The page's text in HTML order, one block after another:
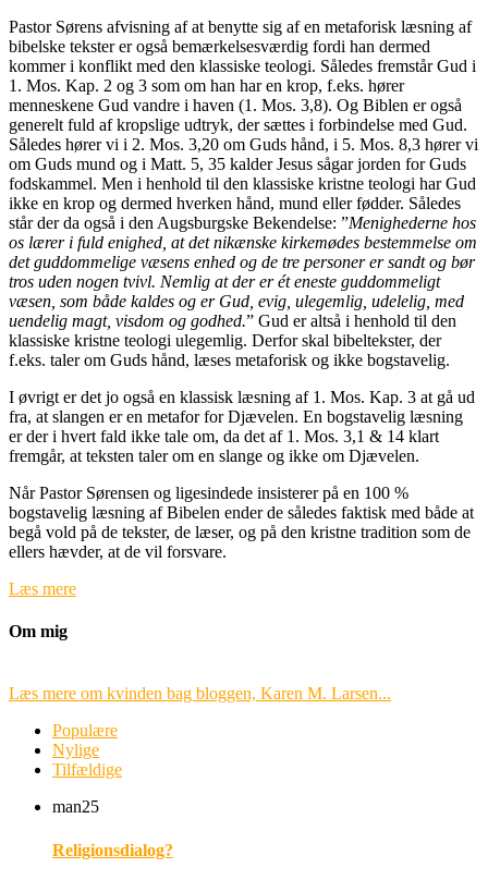
Pastor Sørens afvisning af at benytte sig af en metaforisk læsning af
bibelske tekster er også bemærkelsesværdig fordi han dermed
kommer i konflikt med den klassiske teologi. Således fremstår Gud i
1. Mos. Kap. 2 og 3 som om han har en krop, f.eks. hører
menneskene Gud vandre i haven (1. Mos. 3,8). Og Biblen er også
generelt fuld af kropslige udtryk, der sættes i forbindelse med Gud.
Således hører vi i 2. Mos. 3,20 om Guds hånd, i 5. Mos. 8,3 hører vi
om Guds mund og i Matt. 5, 35 kalder Jesus sågar jorden for Guds
fodskammel. Men i henhold til den klassiske kristne teologi har Gud
ikke en krop og dermed hverken hånd, mund eller fødder. Således
står der da også i den Augsburgske Bekendelse: ”Menighederne hos
os lærer i fuld enighed, at det nikænske kirkemødes bestemmelse om
det guddommelige væsens enhed og de tre personer er sandt og bør
tros uden nogen tvivl. Nemlig at der er ét eneste guddommeligt
væsen, som både kaldes og er Gud, evig, ulegemlig, udelelig, med
uendelig magt, visdom og godhed.” Gud er altså i henhold til den
klassiske kristne teologi ulegemlig. Derfor skal bibeltekster, der
f.eks. taler om Guds hånd, læses metaforisk og ikke bogstavelig.
I øvrigt er det jo også en klassisk læsning af 1. Mos. Kap. 3 at gå ud
fra, at slangen er en metafor for Djævelen. En bogstavelig læsning
er der i hvert fald ikke tale om, da det af 1. Mos. 3,1 & 14 klart
fremgår, at teksten taler om en slange og ikke om Djævelen.
Når Pastor Sørensen og ligesindede insisterer på en 100 %
bogstavelig læsning af Bibelen ender de således faktisk med både at
begå vold på de tekster, de læser, og på den kristne tradition som de
ellers hævder, at de vil forsvare.
Læs mere
Om mig
Læs mere om kvinden bag bloggen, Karen M. Larsen...
Populære
Nylige
Tilfældige
man25
Religionsdialog?